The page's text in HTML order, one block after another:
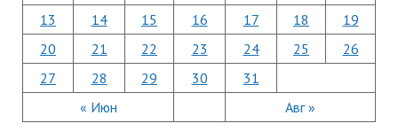
« Июн Авг »
13
14 15 16 17 18
19
20
21 22 23 24 25
26
27
28 29 30 31